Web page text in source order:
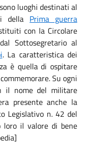
luoghi destinati al
della Prima guerra
con la Circolare
Sottosegretario al
. La caratteristica dei
è quella di ospitare
Su ogni
il nome del militare
presente anche la
Legislativo n. 42 del
loro il valore di bene